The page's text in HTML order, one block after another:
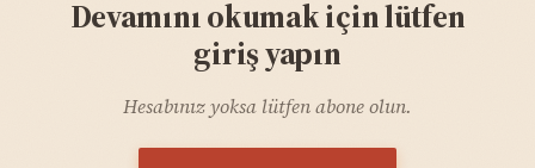
Devamını okumak için lütfen
giriş yapın
Hesabınız yoksa lütfen abone olun.